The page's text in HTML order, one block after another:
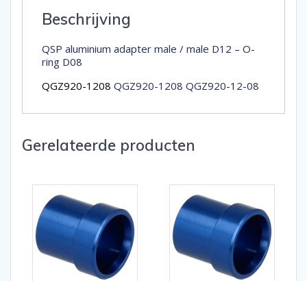
Beschrijving
QSP aluminium adapter male / male D12 – O-
ring D08
QGZ920-1208 QGZ920-1208 QGZ920-12-08
Gerelateerde producten